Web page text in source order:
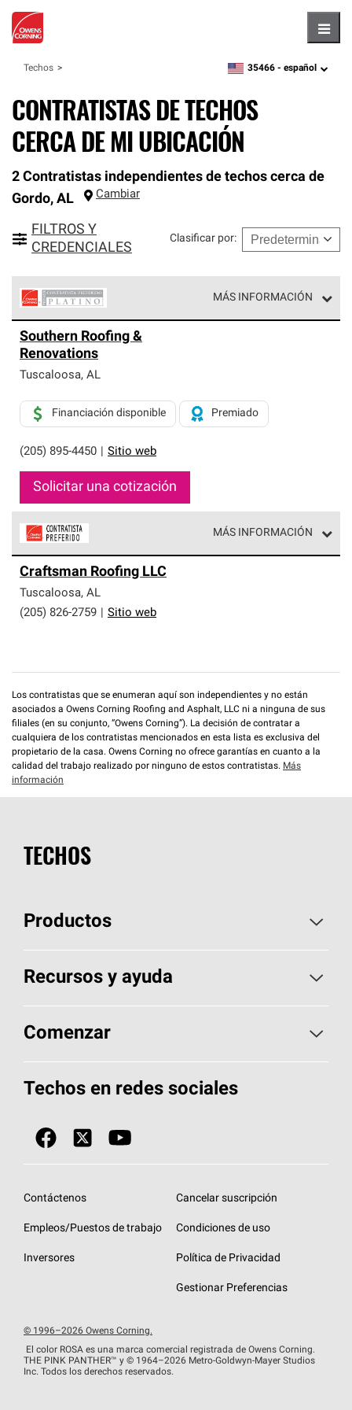
Techos zipcode,language
35466 - español
CONTRATISTAS DE TECHOS
CERCA DE MI UBICACIÓN
2 Contratistas independientes de techos cerca de
Gordo, AL Cambiar
FILTROS Y
CREDENCIALES
Clasificar por:
MÁS INFORMACIÓN
Corning constituyen el nivel superior de nuestra red
exclusiva y cumplen con estándares estrictos de
profesionalismo, confiabilidad y destreza incomparable.
sistemas de techos.
Southern Roofing &
Renovations
Tuscaloosa, AL
(205) 895-4450 Sitio web
Financiación disponible Premiado
Solicitar una cotización
MÁS INFORMACIÓN
parte de una red exclusiva de profesionales de techos
que cumplen con altos estándares y requisitos estrictos
de profesionalismo y confiabilidad.
Craftsman Roofing LLC
Tuscaloosa, AL
(205) 826-2759
Sitio web
Los contratistas que se enumeran aquí son independientes y no están
asociados a Owens Corning Roofing and Asphalt, LLC ni a ninguna de sus
filiales (en su conjunto, “Owens Corning”). La decisión de contratar a
cualquiera de los contratistas mencionados en esta lista es exclusiva del
propietario de la casa. Owens Corning no ofrece garantías en cuanto a la
calidad del trabajo realizado por ninguno de estos contratistas. Más
información
TECHOS
Productos
Elija sus tejas
Encuentre un contratista
Componentes para techos
Tecnología SureNail®
Garantías de techos
Recursos y ayuda
Aspectos básicos sobre techos
Herramientas de diseño y color
Únase a la red de contratistas de techos
Diseño en el techo
Eventos para contratistas
Comenzar
Llame al 1-800-GET-PINK®
Encuentre una tienda o encuentre un
Financiamiento de techos
Techos en redes sociales
Contáctenos
Empleos/Puestos de trabajo
Inversores
Cancelar suscripción
Condiciones de uso
Política de Privacidad
Gestionar Preferencias
© 1996–2026 Owens Corning.
El color ROSA es una marca comercial registrada de Owens Corning.
THE PINK PANTHER™ y © 1964–2026 Metro-Goldwyn-Mayer Studios
Inc. Todos los derechos reservados.